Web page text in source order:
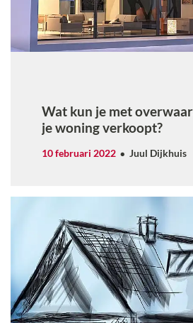
Wat kun je met
je woning verkoopt?
10 februari 2022 Juul Dijkhuis